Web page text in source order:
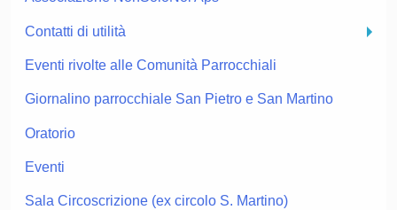
Contatti di utilità
Eventi rivolte alle Comunità Parrocchiali
Giornalino parrocchiale San Pietro e San Martino
Oratorio
Eventi
Sala Circoscrizione (ex circolo S. Martino)